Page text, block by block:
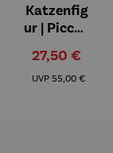
Katzenfig
ur | Piccoli
Rosina
Wachtmei
Verkaufspreis:
27,50 €
UVP Regulärer Preis:
55,00 €